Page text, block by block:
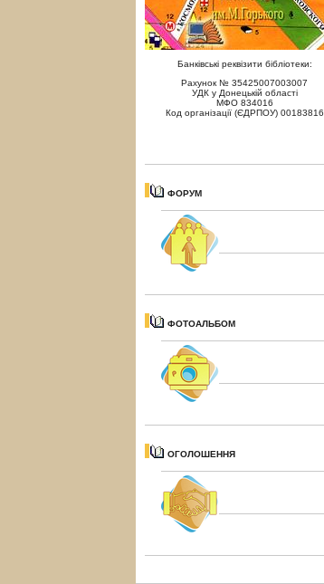
Банківські реквізити бібліотеки:
Рахунок № 35425007003007
УДК у Донецькій області
МФО 834016
Код організації (ЄДРПОУ) 00183816
ФОРУМ
ФОТОАЛЬБОМ
ОГОЛОШЕННЯ